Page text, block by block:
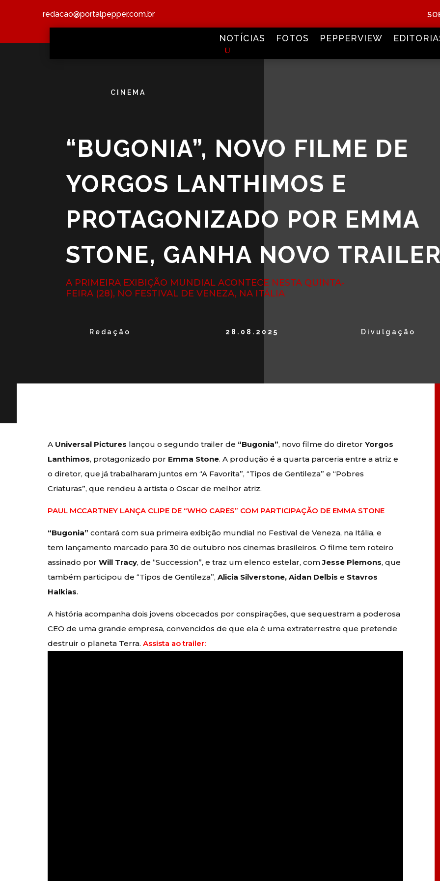
redacao@portalpepper.com.br
NOTÍCIAS FOTOS PEPPERVIEW
CINEMA
“BUGONIA”, NOVO FILME DE
YORGOS LANTHIMOS E
PROTAGONIZADO POR EMMA
STONE, GANHA NOVO TRAILER
A PRIMEIRA EXIBIÇÃO MUNDIAL ACONTECE NESTA QUINTA-
FEIRA (28), NO FESTIVAL DE VENEZA, NA ITÁLIA
Redação 28.08.2025 Divulgação
A Universal Pictures lançou o segundo trailer de “Bugonia”, novo filme do diretorYorgos
Lanthimos, protagonizado por Emma Stone. A produção é a quarta parceria entre a atriz e
o diretor, que já trabalharam juntos em “A Favorita”, “Tipos de Gentileza” e “Pobres
Criaturas”, que rendeu à artista o Oscar de melhor atriz.
PAUL MCCARTNEY LANÇA CLIPE DE “WHO CARES” COM PARTICIPAÇÃO DE EMMA STONE
“Bugonia” contará com sua primeira exibição mundial no Festival de Veneza, na Itália, e
tem lançamento marcado para 30 de outubro nos cinemas brasileiros. O filme tem roteiro
assinado porWill Tracy, de “Succession”, e traz um elenco estelar, comJesse Plemons, que
também participou de “Tipos de Gentileza”,Alicia Silverstone, Aidan Delbis e Stavros
Halkias.
A história acompanha dois jovens obcecados por conspirações, que sequestram a poderosa
CEO de uma grande empresa, convencidos de que ela é uma extraterrestre que pretende
destruir o planeta Terra.Assista ao trailer: